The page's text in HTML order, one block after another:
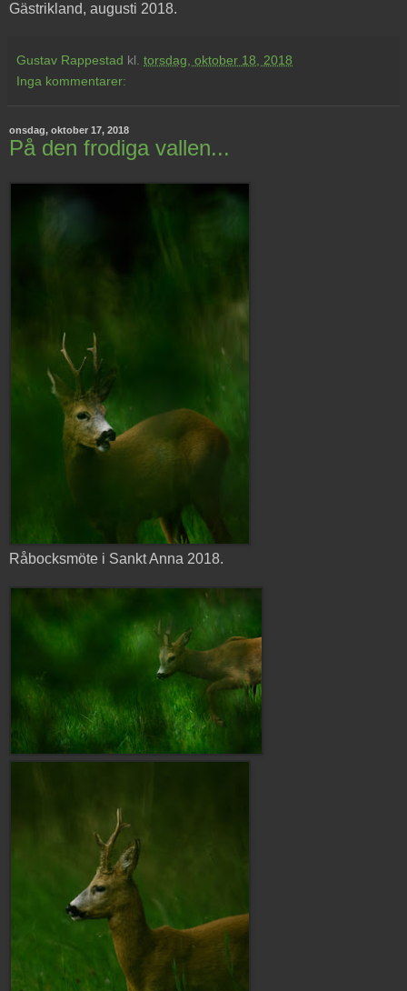
Gästrikland, augusti 2018.
Gustav Rappestad kl. torsdag, oktober 18, 2018
Inga kommentarer:
onsdag, oktober 17, 2018
På den frodiga vallen...
Råbocksmöte i Sankt Anna 2018.